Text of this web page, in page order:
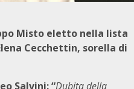
Misto eletto nella lista
Cecchettin, sorella di
Salvini: “Dubita della